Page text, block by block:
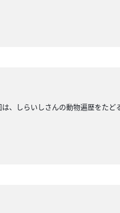
、しらいしさんの動物遍歴をたど